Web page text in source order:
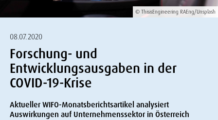
© ThisisEngineering RAEng/Unsplash
08.07.2020
Forschung- und
Entwicklungsausgaben in der
COVID-19-Krise
Aktueller WIFO-Monatsberichtsartikel analysiert
Auswirkungen auf Unternehmenssektor in Österreich